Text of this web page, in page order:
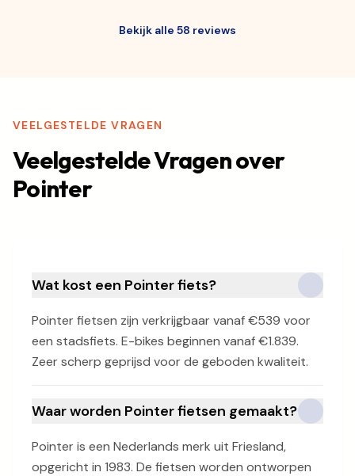
Bekijk alle 58 reviews
VEELGESTELDE VRAGEN
Veelgestelde Vragen over
Pointer
Wat kost een Pointer fiets?
Pointer fietsen zijn verkrijgbaar vanaf €539 voor
een stadsfiets. E-bikes beginnen vanaf €1.839.
Zeer scherp geprijsd voor de geboden kwaliteit.
Waar worden Pointer fietsen gemaakt?
Pointer is een Nederlands merk uit Friesland,
opgericht in 1983. De fietsen worden ontworpen